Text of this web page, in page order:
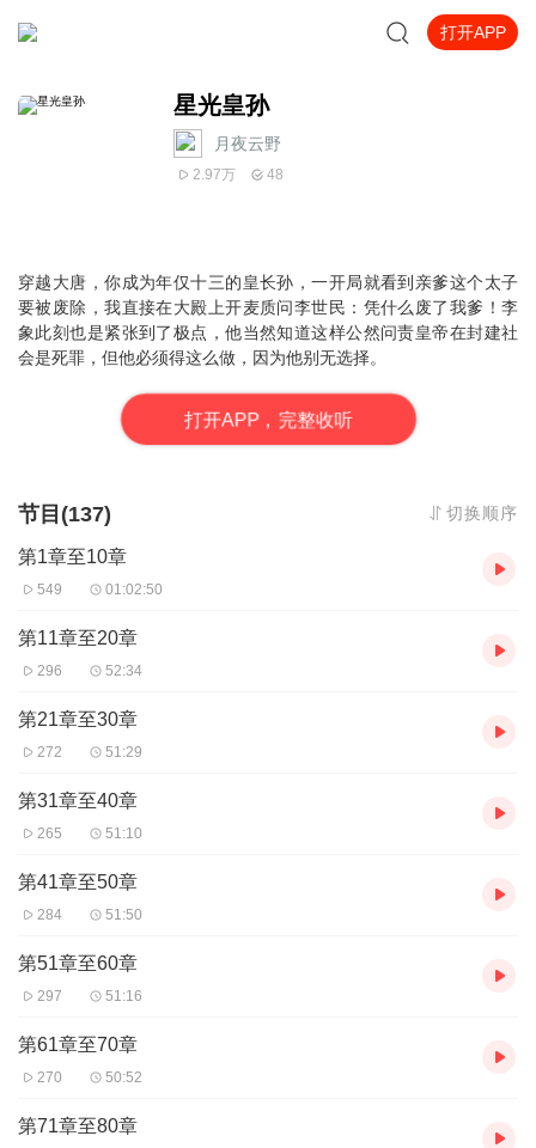
打开APP
星光皇孙
月夜云野
2.97万 48
穿越大唐，你成为年仅十三的皇长孙，一开局就看到亲爹这个太子
要被废除，我直接在大殿上开麦质问李世民：凭什么废了我爹！ 李
象此刻也是紧张到了极点，他当然知道这样公然问责皇帝在封建社
会是死罪，但他必须得这么做，因为他别无选择。
打开APP，完整收听
节目(137) 切换顺序
第1章至10章
549 01:02:50
第11章至20章
296 52:34
第21章至30章
272 51:29
第31章至40章
265 51:10
第41章至50章
284 51:50
第51章至60章
297 51:16
第61章至70章
270 50:52
第71章至80章